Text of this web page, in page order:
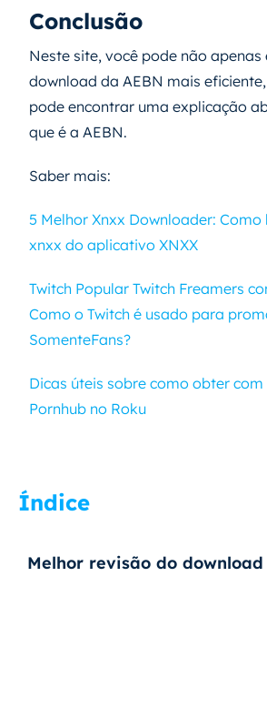
Conclusão
Neste site, você pode não
download da AEBN mais
pode encontrar uma explicação
que é a AEBN.
Saber mais:
5 Melhor Xnxx Downloader:
xnxx do aplicativo XNXX
Twitch Popular Twitch Freamers
Como o Twitch é usado para
SomenteFans?
Dicas úteis sobre como obter com
Pornhub no Roku
Índice
Melhor revisão do download